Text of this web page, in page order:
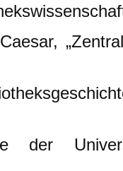
der